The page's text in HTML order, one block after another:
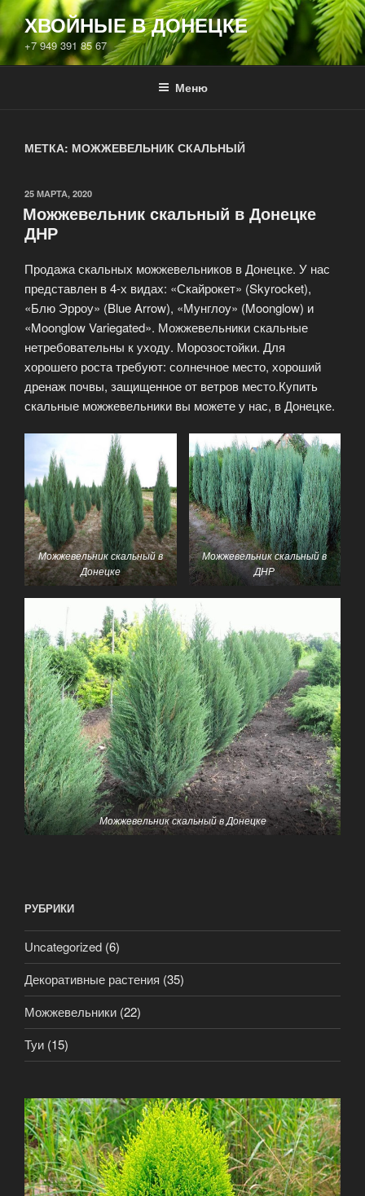
Перейти
к
содержимому
ХВОЙНЫЕ В ДОНЕЦКЕ
+7 949 391 85 67
Меню
МЕТКА: МОЖЖЕВЕЛЬНИК СКАЛЬНЫЙ
ОПУБЛИКОВАНО
25 МАРТА, 2020
Можжевельник скальный в Донецке
ДНР
Продажа скальных можжевельников в Донецке. У нас
представлен в 4-х видах: «Скайрокет» (Skyrocket),
«Блю Эрроу» (Blue Arrow), «Мунглоу» (Moonglow) и
«Moonglow Variegated». Можжевельники скальные
нетребовательны к уходу. Морозостойки. Для
хорошего роста требуют: солнечное место, хороший
дренаж почвы, защищенное от ветров место.Купить
скальные можжевельники вы можете у нас, в Донецке.
Можжевельник скальный в
Донецке
Можжевельник скальныйв
ДНР
Можжевельник скальныйв Донецке
РУБРИКИ
Uncategorized (6)
Декоративные растения (35)
Можжевельники (22)
Туи (15)